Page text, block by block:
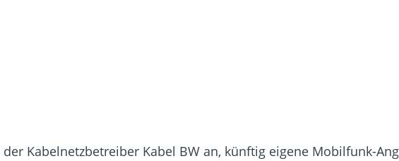
Kabelnetzbetreiber Kabel BW an, künftig eigene Mobilfunk-